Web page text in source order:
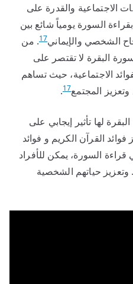
الاجتماعية والقدرة على
بقراءة السورة يومياً شائع بين
الشخصي والإيماني17. من
البقرة لا تقتصر على
الاجتماعية، حيث تساهم
المجتمع17
.
لها تأثير إيجابي على
القرآن الكريم و فوائد
السورة، يمكن للأفراد
وتعزيز حياتهم الشخصية